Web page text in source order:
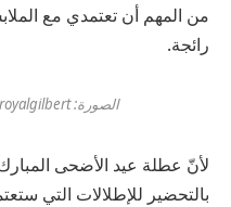
من المهم أن تعتمدي مع
رائجة.
الصورة: royalgilbert، ڤوغ العربية، يونيو 2024
لأنّ عطلة عيد الأضحى
بالتحضير للإطلالات التي